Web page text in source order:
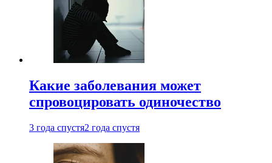
Какие заболевания может
спровоцировать одиночество
3 года спустя2 года спустя